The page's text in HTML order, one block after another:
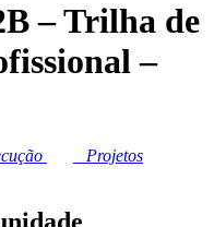
– Trilha de
–
Projetos